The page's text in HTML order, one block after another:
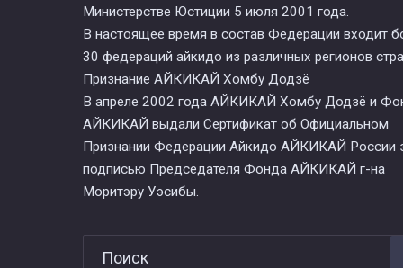
Министерстве Юстиции 5 июля 2001 года.
В настоящее время в состав Федерации входит
30 федераций айкидо из различных регионов
Признание АЙКИКАЙ Хомбу Додзё
В апреле 2002 года АЙКИКАЙ Хомбу Додзё и
АЙКИКАЙ выдали Сертификат об Официальном
Признании Федерации Айкидо АЙКИКАЙ России
подписью Председателя Фонда АЙКИКАЙ г-на
Моритэру Уэсибы.